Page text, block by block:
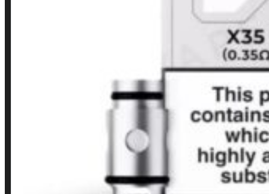
Política de Privacidade
Política de Frete e Pagamento
Política de Garantia, Reembolso e Devolução